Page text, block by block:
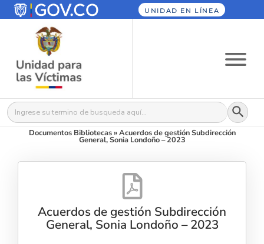
UNIDAD EN LÍNEA
Buscar: Botón
Documentos Bibliotecas»Acuerdos de gestión Subdirección
General, Sonia Londoño – 2023
Acuerdos de gestión Subdirección
General, Sonia Londoño – 2023